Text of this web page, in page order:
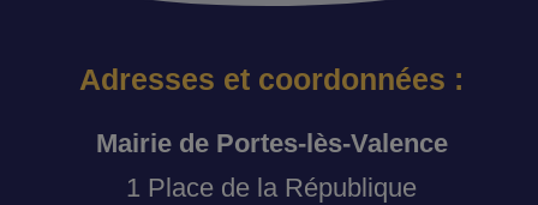
Adresses et coordonnées :
Mairie de Portes-lès-Valence
1 Place de la République